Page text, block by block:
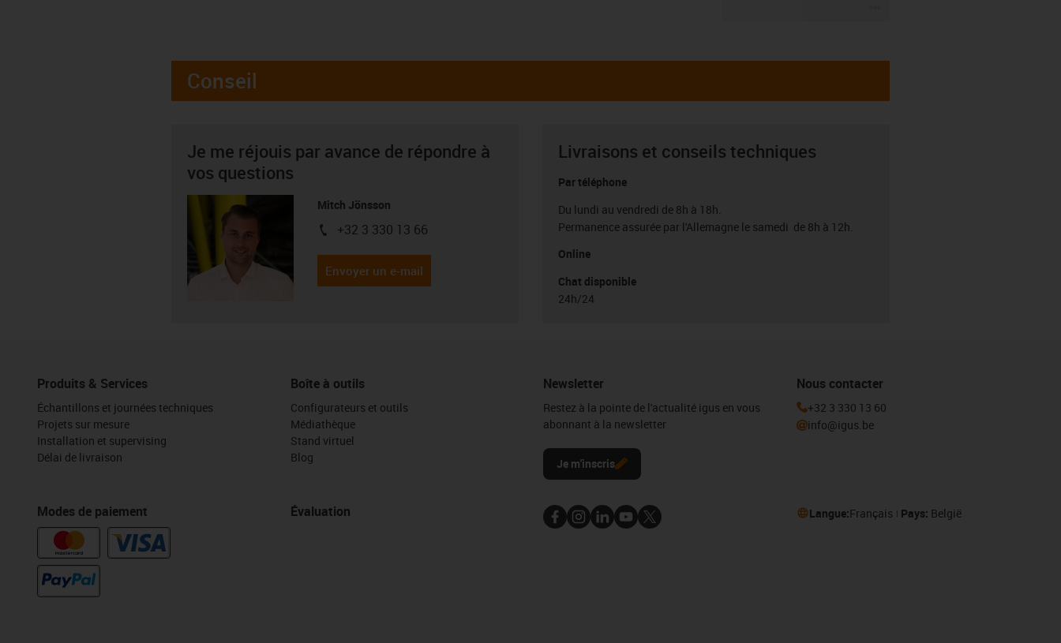
Conseil
Je me réjouis par avance de répondre à
vos questions
Mitch Jönsson
igus-icon-phone
+32 3 330 13 66
Envoyer un e-mail
Livraisons et conseils techniques
Par téléphone
Du lundi au vendredi de 8h à 18h.
Permanence assurée par l'Allemagne le samedi de 8h à 12h.
Online
Chat disponible
24h/24
Produits & Services
Échantillons et journées techniques
Projets sur mesure
Installation et supervising
Délai de livraison
Modes de paiement
Boîte à outils
Configurateurs et outils
Médiathèque
Stand virtuel
Blog
Évaluation
Newsletter
Restez à la pointe de l'actualité igus en vous
abonnant à la newsletter
Je m'inscris
Nous contacter
+32 3 330 13 60
info@igus.be
Langue:Français Pays: België